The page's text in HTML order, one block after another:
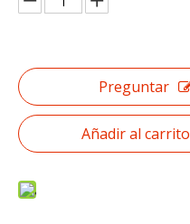
Preguntar
Añadir al carrito